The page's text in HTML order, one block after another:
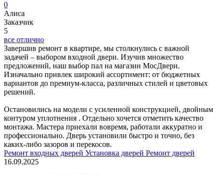
0
Алиса
Заказчик
5
все отлично
Завершив ремонт в квартире, мы столкнулись с важной
задачей – выбором входной двери. Изучив множество
предложений, наш выбор пал на магазин МосДвери.
Изначально привлек широкий ассортимент: от бюджетных
вариантов до премиум-класса, различных стилей и цветовых
решений.
Остановились на модели с усиленной конструкцией, двойным
контуром уплотнения . Отдельно хочется отметить качество
монтажа. Мастера приехали вовремя, работали аккуратно и
профессионально. Дверь установили быстро и точно, без
каких-либо зазоров и перекосов.
Ремонт входных дверей Установка дверей Ремонт дверей
16.09.2025